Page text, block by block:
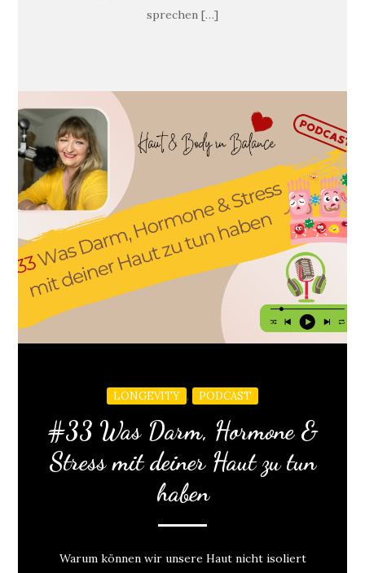
sprechen […]
LONGEVITY , PODCAST
#33 Was Darm, Hormone &
Stress mit deiner Haut zu tun
haben
Warum können wir unsere Haut nicht isoliert